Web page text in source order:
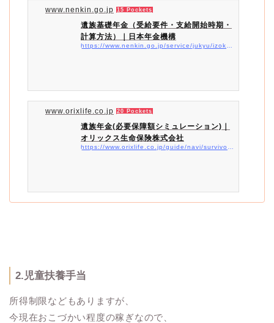
www.nenkin.go.jp 15 Pockets
遺族基礎年金（受給要件・支給開始時期・
計算方法）｜日本年金機構
www.orixlife.co.jp 20 Pockets
遺族年金(必要保障額シミュレーション)｜
オリックス生命保険株式会社
2.児童扶養手当
所得制限などもありますが、
今現在おこづかい程度の稼ぎなので、